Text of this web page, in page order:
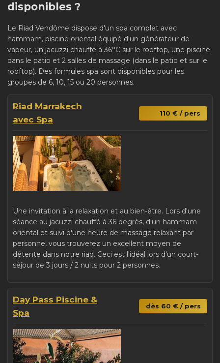
disponibles ?
Le Riad Vendôme dispose d'un spa complet avec
hammam, piscine oriental équipé d'un générateur de
vapeur, un jacuzzi chauffé à 36°C sur le rooftop, une piscine
dans le patio et 2 salles de massage (dans le patio et sur le
rooftop). Des formules spa sont disponibles pour les
groupes de 6, 10, 15 ou 20 personnes.
Riad Marrakech
avec Spa
110 € / pers
Une invitation à la relaxation et au bien-être. Lors d'une
séance au jacuzzi chauffé à 36 degrés, d'un hammam
oriental et suivi d'une heure de massage relaxant par
personne, vous trouverez un excellent moyen de
détente dans notre riad. Ceci est l'idéal lors d'un court-
séjour de 3 jours / 2 nuits pour 2 personnes.
Day Pass Piscine &
Spa
dès 60 € / pers